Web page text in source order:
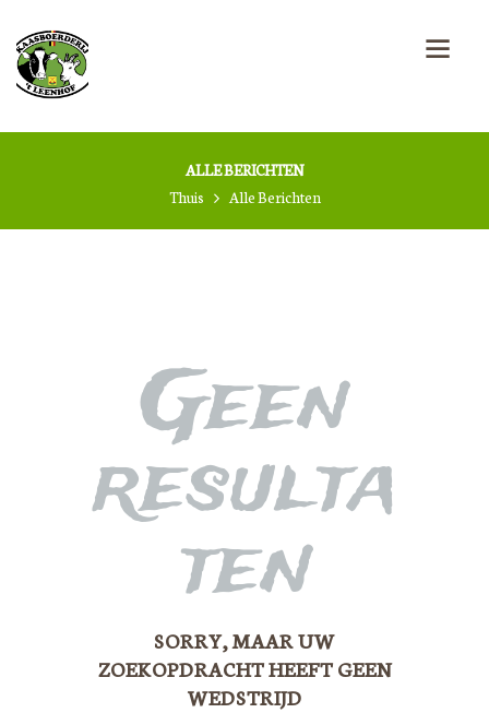
ALLE BERICHTEN
Thuis
Alle Berichten
Geen
resulta
ten
SORRY, MAAR UW
ZOEKOPDRACHT HEEFT GEEN
WEDSTRIJD